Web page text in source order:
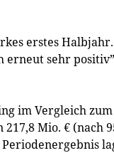
erstes
sehr
im Vergleich
Mio. € (nach
Periodenergebnis